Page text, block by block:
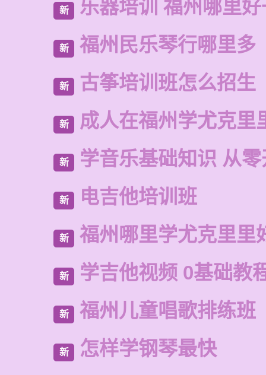
新 乐器培训 福州哪里
新 福州民乐琴行哪里多
新 古筝培训班怎么招生
新 成人在福州学尤克里
新 学音乐基础知识 从
新 电吉他培训班
新 福州哪里学尤克里里
新 学吉他视频 0基础教
新 福州儿童唱歌排练班
新 怎样学钢琴最快